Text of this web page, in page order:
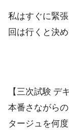
私はすぐに緊
回は行くと決
【三次試験 デ
本番さながら
タージュを何